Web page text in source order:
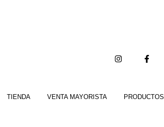
TIENDA VENTA MAYORISTA PRODUCTOS